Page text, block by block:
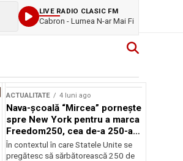
LIVE RADIO CLASIC FM
Cabron - Lumea N-ar Mai Fi
ACTUALITATE 4 luni ago
Nava-școală “Mircea” pornește
spre New York pentru a marca
Freedom250, cea de-a 250-a
aniversare a Statelor Unite
În contextul în care Statele Unite se
pregătesc să sărbătorească 250 de